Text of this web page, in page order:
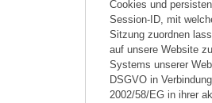
Cookies und
Session-ID, mit
Sitzung zuordnen
auf unsere Website
Systems unserer
DSGVO in
2002/58/EG in ihrer